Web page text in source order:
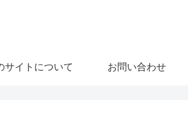
サイトについて お問い合わせ